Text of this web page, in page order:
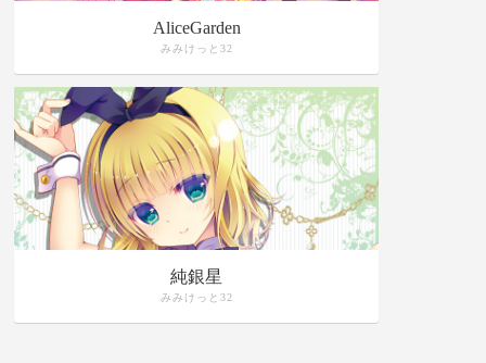
AliceGarden
みみけっと32
純銀星
みみけっと32